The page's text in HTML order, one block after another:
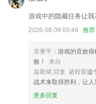
意见反馈优化
优化：增加未保存步骤提示
更新界面；
提升稳定性，修复已知问题。
以上就是99hg499的介绍，
打分评论，说出您的使用经
游戏中的隐藏任务让
2026-08-09 00:49 推荐
东菁平 ：游戏的音效
验！
来自
翁新斌 回复 诸程蓉这
战术来取得胜利，让人
更多回复